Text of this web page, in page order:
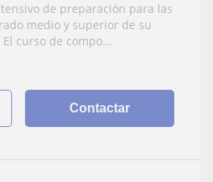
de preparación para las
medio y superior de su
curso de compo...
Contactar